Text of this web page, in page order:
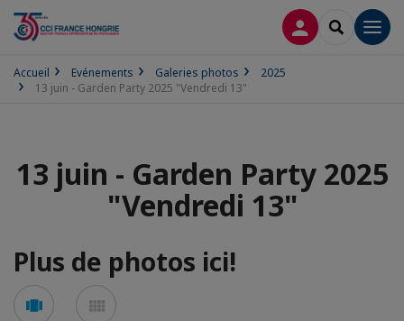
CONNEXION
Accueil Evénements Galeries photos
2025
13 juin - Garden Party 2025 "Vendredi 13"
13 juin - Garden Party 2025
"Vendredi 13"
Plus de photos ici!
Voir
en
en